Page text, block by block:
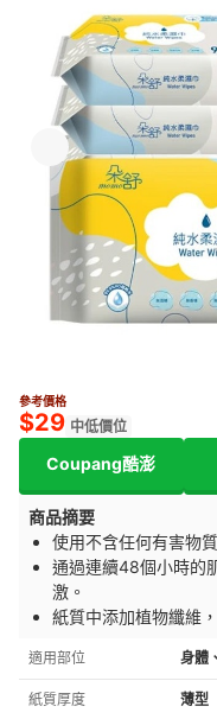
參考價格
$29 中低價位
Coupang酷澎
商品摘要
使用不含任何有害物
通過連續48個小時的
激。
紙質中添加植物纖維
適用部位 身體
紙質厚度 薄型